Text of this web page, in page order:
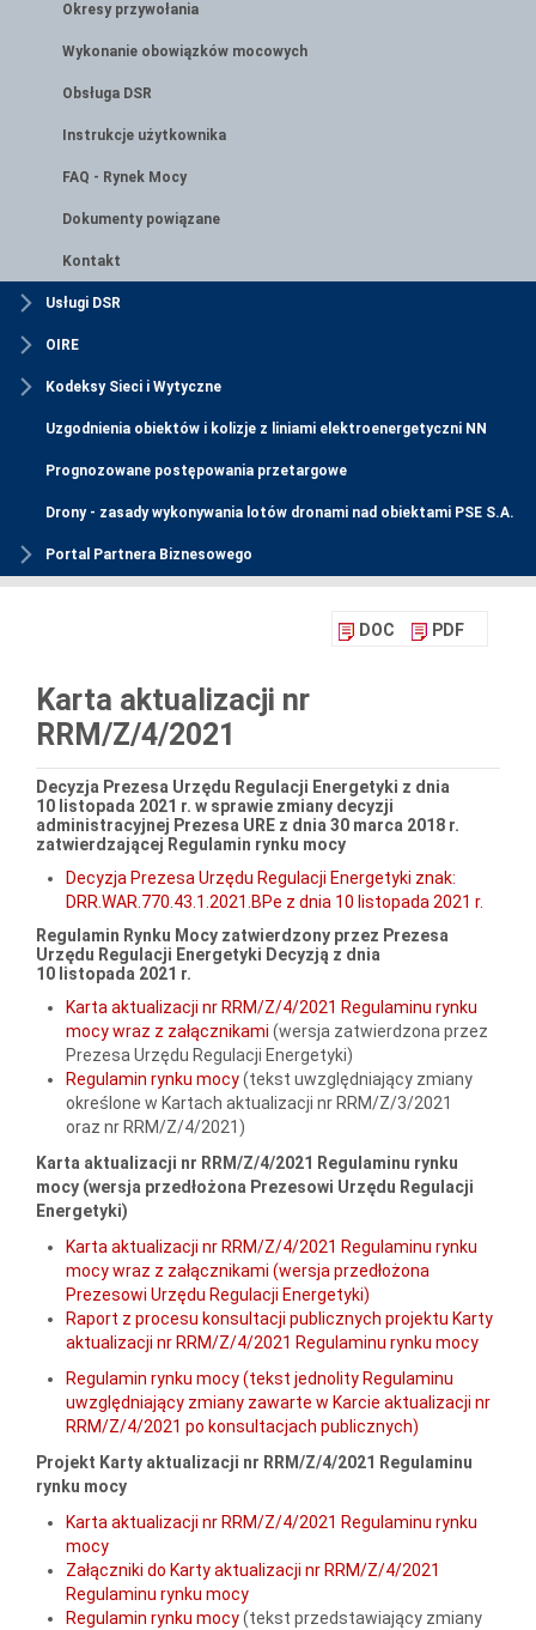
Okresy przywołania
Wykonanie obowiązków mocowych
Obsługa DSR
Instrukcje użytkownika
FAQ - Rynek Mocy
Dokumenty powiązane
Kontakt
Usługi DSR
OIRE
Kodeksy Sieci i Wytyczne
Uzgodnienia obiektów i kolizje z liniami elektroenergetyczni NN
Prognozowane postępowania przetargowe
Drony - zasady wykonywania lotów dronami nad obiektami PSE S.A.
Portal Partnera Biznesowego
DOC PDF
Karta aktualizacji nr
RRM/Z/4/2021
Decyzja Prezesa Urzędu Regulacji Energetyki z dnia
10 listopada 2021 r. w sprawie zmiany decyzji
administracyjnej Prezesa URE z dnia 30 marca 2018 r.
zatwierdzającej Regulamin rynku mocy
Decyzja Prezesa Urzędu Regulacji Energetyki znak:
DRR.WAR.770.43.1.2021.BPe z dnia 10 listopada 2021 r.
Regulamin Rynku Mocy zatwierdzony przez Prezesa
Urzędu Regulacji Energetyki Decyzją z dnia
10 listopada 2021 r.
Karta aktualizacji nr RRM/Z/4/2021 Regulaminu rynku
mocy wraz z załącznikami (wersja zatwierdzona przez
Prezesa Urzędu Regulacji Energetyki)
Regulamin rynku mocy(tekst uwzględniający zmiany
określone w Kartach aktualizacji nr RRM/Z/3/2021
oraz nr RRM/Z/4/2021 )
Karta aktualizacji nr RRM/Z/4/2021 Regulaminu rynku
mocy (wersja przedłożona Prezesowi Urzędu Regulacji
Energetyki)
Karta aktualizacji nr RRM/Z/4/2021 Regulaminu rynku
mocy wraz z załącznikami (wersja przedłożona
Prezesowi Urzędu Regulacji Energetyki)
Raport z procesu konsultacji publicznych projektu Karty
aktualizacji nr RRM/Z/4/2021 Regulaminu rynku mocy
Regulamin rynku mocy (tekst jednolity Regulaminu
uwzględniający zmiany zawarte w Karcie aktualizacji nr
RRM/Z/4/2021 po konsultacjach publicznych)
Projekt Karty aktualizacji nr RRM/Z/4/2021 Regulaminu
rynku mocy
Karta aktualizacji nr RRM/Z/4/2021 Regulaminu rynku
mocy
Załączniki do Karty aktualizacji nr RRM/Z/4/2021
Regulaminu rynku mocy
Regulamin rynku mocy(tekst przedstawiający zmiany